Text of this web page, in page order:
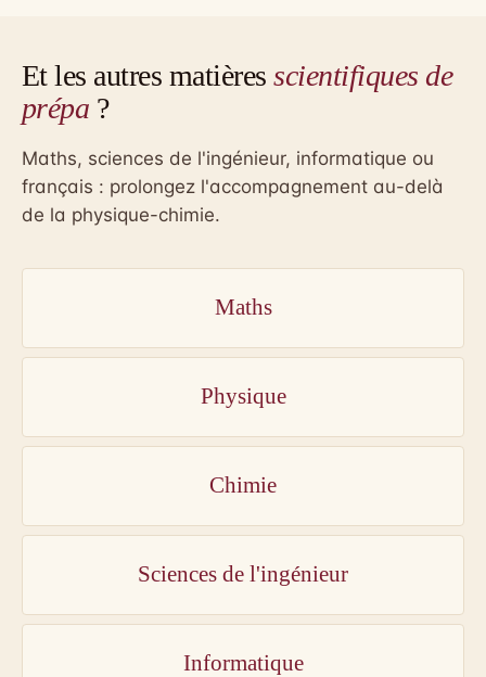
Et les autres matièresscientifiques de
prépa ?
Maths, sciences de l'ingénieur, informatique ou
français : prolongez l'accompagnement au-delà
de la physique-chimie.
Maths
Physique
Chimie
Sciences de l'ingénieur
Informatique